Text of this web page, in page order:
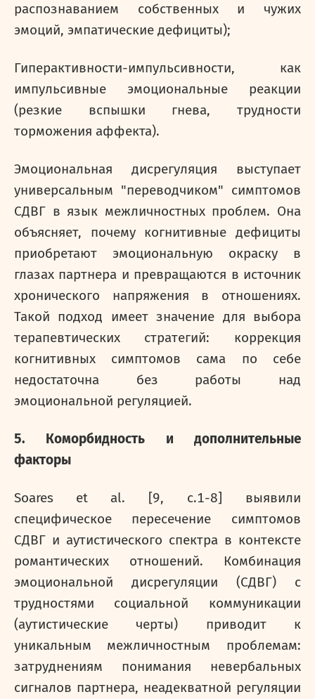
распознаванием собственных и чужих
эмоций, эмпатические дефициты);
Гиперактивности-импульсивности, как
импульсивные эмоциональные реакции
(резкие вспышки гнева, трудности
торможения аффекта).
Эмоциональная дисрегуляция выступает
универсальным "переводчиком" симптомов
СДВГ в язык межличностных проблем. Она
объясняет, почему когнитивные дефициты
приобретают эмоциональную окраску в
глазах партнера и превращаются в источник
хронического напряжения в отношениях.
Такой подход имеет значение для выбора
терапевтических стратегий: коррекция
когнитивных симптомов сама по себе
недостаточна без работы над
эмоциональной регуляцией.
5. Коморбидность и дополнительные
факторы
Soares et al. [9, c.1-8] выявили
специфическое пересечение симптомов
СДВГ и аутистического спектра в контексте
романтических отношений. Комбинация
эмоциональной дисрегуляции (СДВГ) с
трудностями социальной коммуникации
(аутистические черты) приводит к
уникальным межличностным проблемам:
затруднениям понимания невербальных
сигналов партнера, неадекватной регуляции